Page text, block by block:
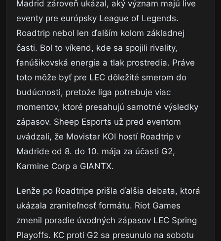
Madrid zároveň ukázal, aký význam majú live
eventy pre európsky League of Legends.
Roadtrip nebol len ďalším kolom základnej
časti. Bol to víkend, kde sa spojili rivality,
fanúšikovská energia a tlak prostredia. Práve
toto môže byť pre LEC dôležité smerom do
budúcnosti, pretože liga potrebuje viac
momentov, ktoré presahujú samotné výsledky
zápasov. Sheep Esports už pred eventom
uvádzali, že Movistar KOI hostí Roadtrip v
Madride od 8. do 10. mája za účasti G2,
Karmine Corp a GIANTX.
Lenže po Roadtripe prišla ďalšia debata, ktorá
ukázala zraniteľnosť formátu. Riot Games
zmenil poradie úvodných zápasov LEC Spring
Playoffs. KC proti G2 sa presunulo na sobotu